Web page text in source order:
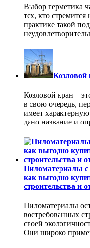
Выбор герметика
тех, кто
практике такой
Козловой
Козловой кран –
в свою очередь,
имеет
дано название и
Пиломатериалы с
как выгодно
строительства и
Пиломатериалы
востребованных
своей
Они широко